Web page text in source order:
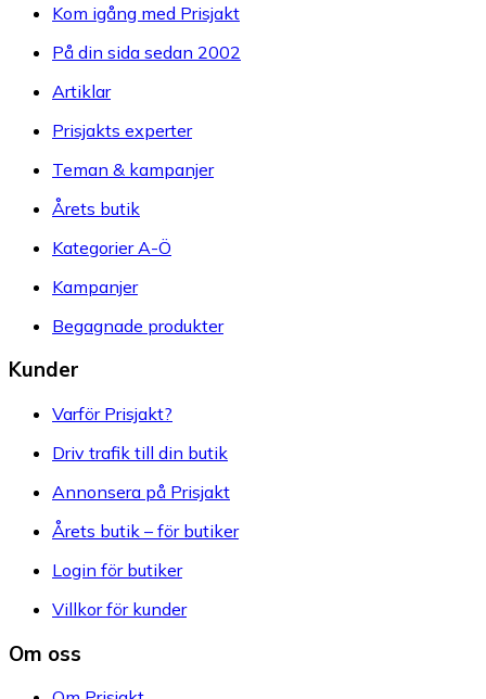
Kom igång med Prisjakt
På din sida sedan 2002
Artiklar
Prisjakts experter
Teman & kampanjer
Årets butik
Kategorier A-Ö
Kampanjer
Begagnade produkter
Kunder
Varför Prisjakt?
Driv trafik till din butik
Annonsera på Prisjakt
Årets butik – för butiker
Login för butiker
Villkor för kunder
Om oss